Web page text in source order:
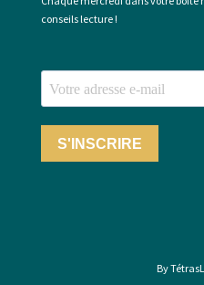
conseils lecture !
S'INSCRIRE
By